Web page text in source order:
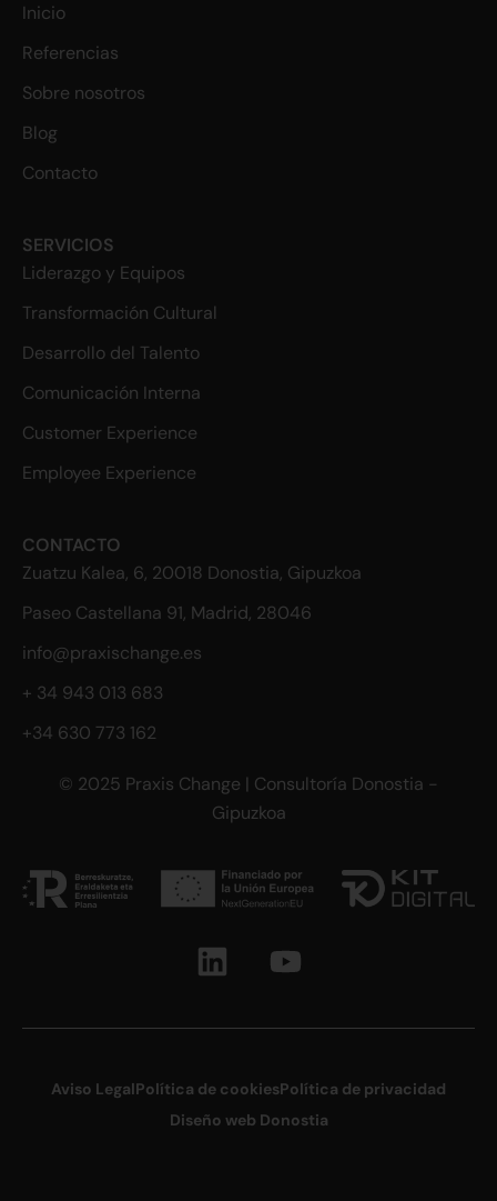
Inicio
Referencias
Sobre nosotros
Blog
Contacto
SERVICIOS
Liderazgo y Equipos
Transformación Cultural
Desarrollo del Talento
Comunicación Interna
Customer Experience
Employee Experience
CONTACTO
Zuatzu Kalea, 6, 20018 Donostia, Gipuzkoa
Paseo Castellana 91, Madrid, 28046
info@praxischange.es
+ 34 943 013 683
+34 630 773 162
© 2025 Praxis Change | Consultoría Donostia -
Gipuzkoa
Aviso LegalPolítica de cookiesPolítica de privacidad
Diseño web Donostia